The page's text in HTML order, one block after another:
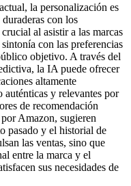
la personalización es
con los
al asistir a las marcas
con las preferencias
objetivo. A través del
la IA puede ofrecer
altamente
auténticas y relevantes por
de recomendación
Amazon, sugieren
pasado y el historial de
las ventas, sino que
entre la marca y el
sus necesidades de